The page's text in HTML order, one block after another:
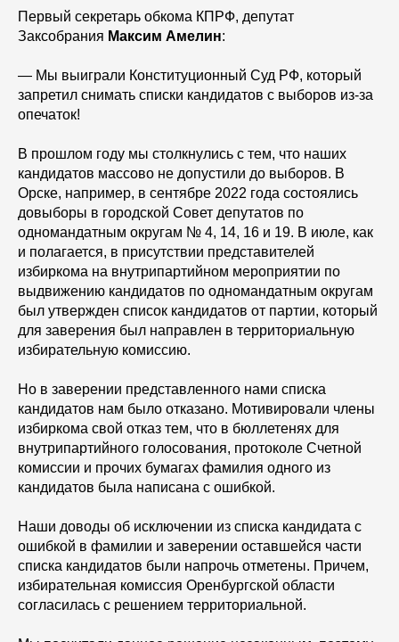
Первый секретарь обкома КПРФ, депутат
Заксобрания Максим Амелин:
— Мы выиграли Конституционный Суд РФ, который
запретил снимать списки кандидатов с выборов из-за
опечаток!
В прошлом году мы столкнулись с тем, что наших
кандидатов массово не допустили до выборов. В
Орске, например, в сентябре 2022 года состоялись
довыборы в городской Совет депутатов по
одномандатным округам № 4, 14, 16 и 19. В июле, как
и полагается, в присутствии представителей
избиркома на внутрипартийном мероприятии по
выдвижению кандидатов по одномандатным округам
был утвержден список кандидатов от партии, который
для заверения был направлен в территориальную
избирательную комиссию.
Но в заверении представленного нами списка
кандидатов нам было отказано. Мотивировали члены
избиркома свой отказ тем, что в бюллетенях для
внутрипартийного голосования, протоколе Счетной
комиссии и прочих бумагах фамилия одного из
кандидатов была написана с ошибкой.
Наши доводы об исключении из списка кандидата с
ошибкой в фамилии и заверении оставшейся части
списка кандидатов были напрочь отметены. Причем,
избирательная комиссия Оренбургской области
согласилась с решением территориальной.